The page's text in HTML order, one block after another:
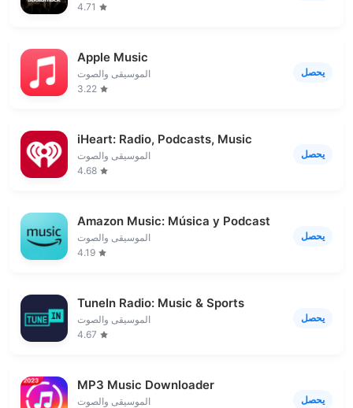
4.71
Apple Music
الموسيقى والصوت
3.22
يحصل
iHeart: Radio, Podcasts, Music
الموسيقى والصوت
4.68
يحصل
Amazon Music: Música y Podcast
الموسيقى والصوت
4.19
يحصل
TuneIn Radio: Music & Sports
الموسيقى والصوت
4.67
يحصل
MP3 Music Downloader
الموسيقى والصوت
يحصل